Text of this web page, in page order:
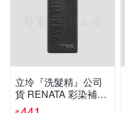
立坽『洗髮精』公司
貨 RENATA 彩染補色
劑 V1魅惑紫羅250ml I